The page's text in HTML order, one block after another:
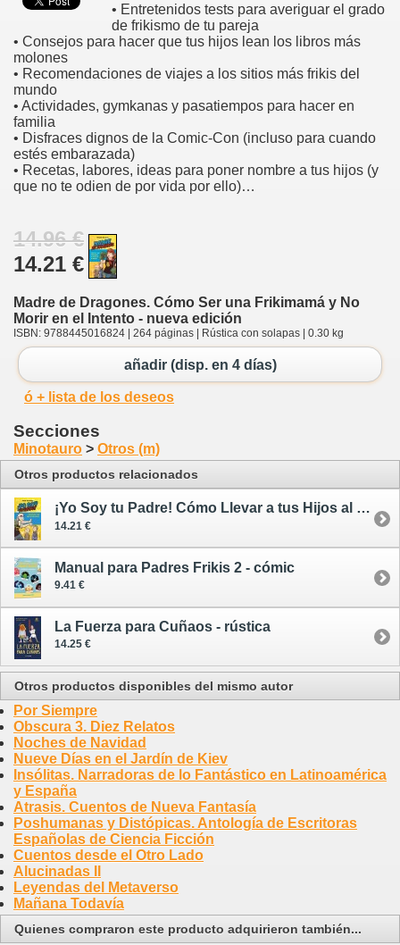
• Entretenidos tests para averiguar el grado
de frikismo de tu pareja
• Consejos para hacer que tus hijos lean los libros más
molones
• Recomendaciones de viajes a los sitios más frikis del
mundo
• Actividades, gymkanas y pasatiempos para hacer en
familia
• Disfraces dignos de la Comic-Con (incluso para cuando
estés embarazada)
• Recetas, labores, ideas para poner nombre a tus hijos (y
que no te odien de por vida por ello)…
14.96 €
14.21 €
Madre de Dragones. Cómo Ser una Frikimamá y No
Morir en el Intento - nueva edición
ISBN: 9788445016824 | 264 páginas | Rústica con solapas | 0.30 kg
añadir (disp. en 4 días)
ó + lista de los deseos
Secciones
Minotauro > Otros (m)
Otros productos relacionados
¡Yo Soy tu Padre! Cómo Llevar a tus Hijos al Lado Oscuro
14.21 €
Manual para Padres Frikis 2 - cómic
9.41 €
La Fuerza para Cuñaos - rústica
14.25 €
Otros productos disponibles del mismo autor
Por Siempre
Obscura 3. Diez Relatos
Noches de Navidad
Nueve Días en el Jardín de Kiev
Insólitas. Narradoras de lo Fantástico en Latinoamérica
y España
Atrasis. Cuentos de Nueva Fantasía
Poshumanas y Distópicas. Antología de Escritoras
Españolas de Ciencia Ficción
Cuentos desde el Otro Lado
Alucinadas II
Leyendas del Metaverso
Mañana Todavía
Quienes compraron este producto adquirieron también...